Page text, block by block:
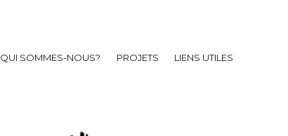
QUI SOMMES-NOUS? PROJETS LIENS UTILES